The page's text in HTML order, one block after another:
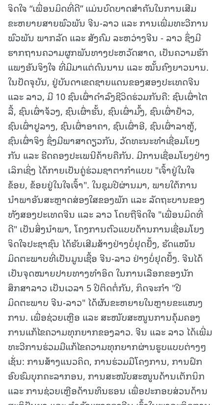
ຈິດໃຈ “ເພື່ອນມິດທີ່ດີ” ແມ່ນບົດບາດສຳຄັນໃນການເສີມ
ຂະຫຍາຍສາຍພົວພັນ ຈີນ-ລາວ ແລະ ການເພີ່ມທະວີການ
ພົວພັນ ພາກລັດ ແລະ ສັງຄົມ ລະຫວ່າງຈີນ - ລາວ ຊຶ່ງມີ
ຮາກຖານຄວາມຜູກພັນທາງປະຫວັດສາດ, ເປັນຄວາມຮັກ
ແພງອັນຈິງໃຈ ທີ່ມີມາແຕ່ດົນນານ ແລະ ໝັ້ນຄົງຍາວນານ.
ໃນປັດຈຸບັນ, ຢູ່ບັນດາເຂດຊາຍແດນຂອງສອງປະເທດຈີນ
ແລະ ລາວ, ມີ 10 ຊົນເຜົ່າດໍາລົງຊີວິດຮ່ວມກັນຄື: ຊົນເຜົ່າໄຕ
ລື້, ຊົນເຜົ່າຈ້ວງ, ຊົນເຜົ່າຮັ້ນ, ຊົນເຜົ່າມົ້ງ, ຊົນເຜົ່າຢ້າວ,
ຊົນເຜົ່າປູລາງ, ຊົນເຜົ່າອາຄາ, ຊົນເຜົ່າອີ, ຊົນເຜົ່າລາຫູ້,
ຊົນເຜົ່າຈິງ ຊຶ່ງມີພາສາດຽວກັນ, ວັດທະນະທຳເຊື່ອມໂຍງ
ກັນ ແລະ ຮີດຄອງປະເພນີຄ້າຍຄືກັນ. ມີການເຊື່ອມໂຍງຢ່າງ
ເລິກເຊິ່ງ ໄດ້ກາຍເປັນຄູ່ຮ່ວມຊາຕາກຳແບບ "ເຈົ້າຢູ່ໃນໃຈ
ຂ້ອຍ, ຂ້ອຍຢູ່ໃນໃຈເຈົ້າ". ໃນຊຸມປີຜ່ານມາ, ພາຍໃຕ້ການ
ນຳພາອັນສະຫຼາດສ່ອງໃສຂອງພັກ ແລະ ລັດຖະບານຂອງ
ທັງສອງປະເທດຈີນ ແລະ ລາວ ໂດຍຖືຈິດໃຈ "ເພື່ອນມິດທີ່
ດີ" ເປັນສິ່ງນຳພາ, ໂຄງການຕົວແບບດ້ານການເຊື່ອມໂຍງ
ຈິດໃຈປະຊາຊົນ ໄດ້ຮັບເສີມສ້າງຢ່າງບໍ່ຢຸດຢັ້ງ, ຮັດແໜ້ນ
ມິດຕະພາບທີ່ເປັນມູນເຊື້ອ ຈີນ-ລາວ ຢ່າງບໍ່ຢຸດຢັ້ງ. ຈີນໄດ້
ເປັນຈຸດໝາຍປາຍທາງທຳອິດ ໃນການເລືອກຂອງນັກ
ສຶກສາລາວ ເປັນເວລາ 5 ປີຕິດຕໍ່ກັນ, ກິດຈະກຳ "ປີ
ມິດຕະພາບ ຈີນ-ລາວ" ໄດ້ຜັນຂະຫຍາຍໃນຫຼາຍຂະແໜງ
ການ. ເພື່ອຊ່ວຍເຫຼືອ ແລະ ສະໜັບສະໜູນການຄຸ້ມຄອງ
ການແກ້ໄຂຄວາມທຸກຍາກຂອງລາວ. ຈີນ ແລະ ລາວ ໄດ້ເພີ່ມ
ທະວີການຮ່ວມມືແກ້ໄຂຄວາມທຸກຍາກຜ່ານຮູບແບບຕ່າງໆ
ເຊັ່ນ: ການສ້າງແນວຄິດ, ການຮ່ວມມືໂຄງການ, ການຝຶກ
ອົບຮົມບຸກຄະລາກອນ, ການສະໜັບສະໜູນດ້ານເຕັກນິກ
ແລະ ການຊ່ວຍເຫຼືອດ້ານທຶນຮອນ ເພື່ອປະກອບສ່ວນດ້ານ